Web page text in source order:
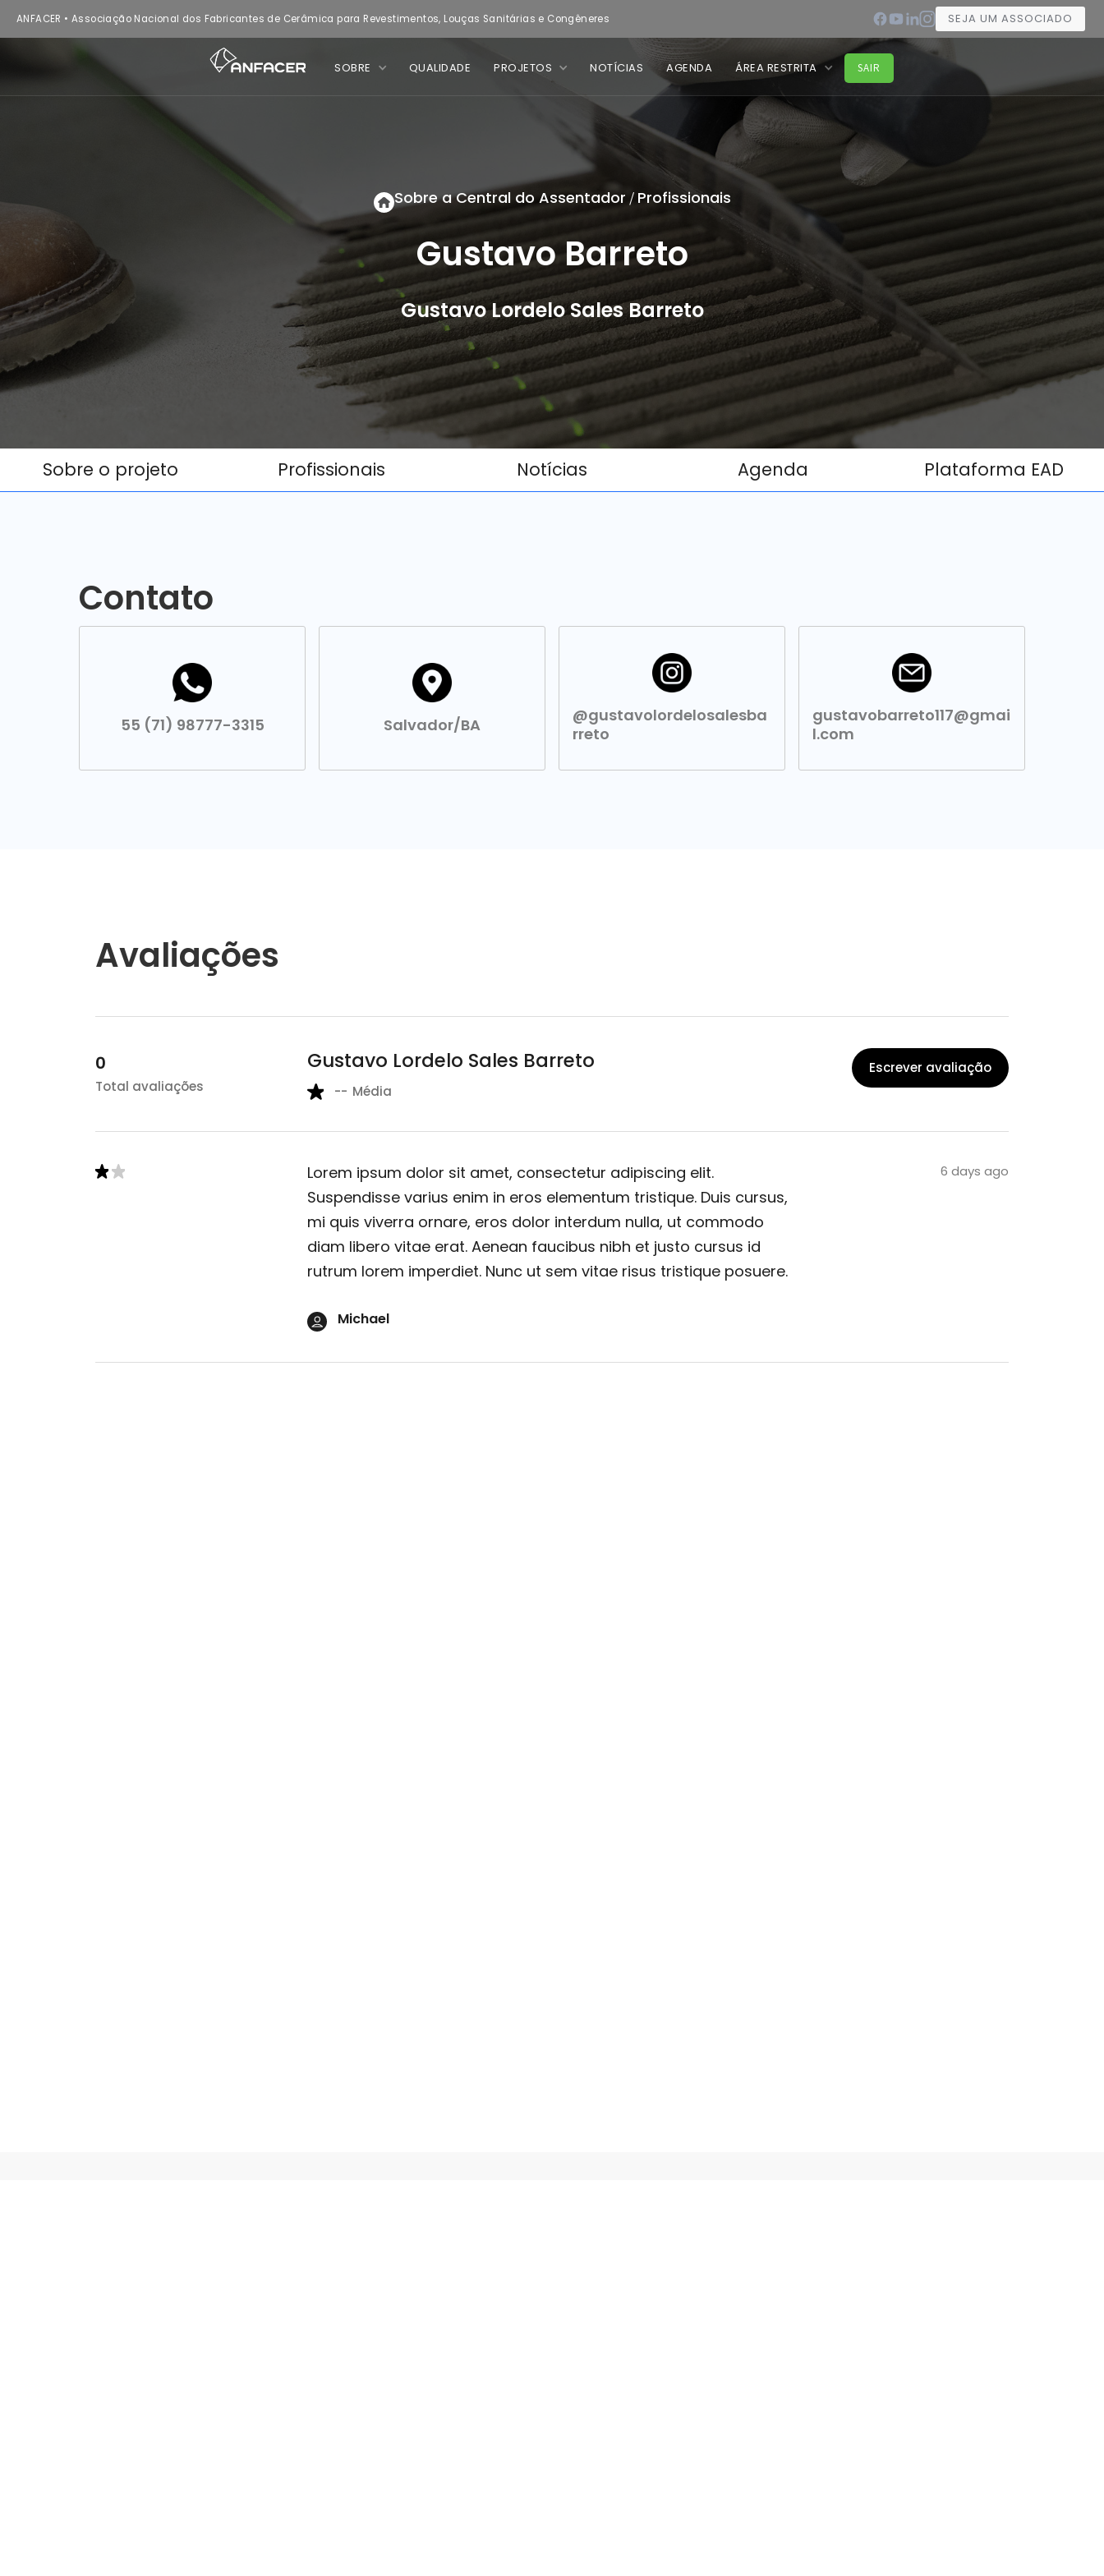
ANFACER • Associação Nacional dos Fabricantes de Cerâmica para Revestimentos, Louças Sanitárias e Congêneres SEJA UM ASSOCIADO
SOBRE QUALIDADE PROJETOS NOTÍCIAS AGENDA ÁREA RESTRITA SAIR
Sobre a Central do Assentador / Profissionais
Gustavo Barreto
Gustavo Lordelo Sales Barreto
Sobre o projeto Profissionais Notícias Agenda Plataforma EAD
Contato
55 (71) 98777-3315 Salvador/BA
@gustavolordelosalesba
rreto
gustavobarreto117@gmai
l.com
Avaliações
0
Total avaliações
Gustavo Lordelo Sales Barreto
-- Média
Escrever avaliação
Lorem ipsum dolor sit amet, consectetur adipiscing elit.
Suspendisse varius enim in eros elementum tristique. Duis cursus,
mi quis viverra ornare, eros dolor interdum nulla, ut commodo
diam libero vitae erat. Aenean faucibus nibh et justo cursus id
rutrum lorem imperdiet. Nunc ut sem vitae risus tristique posuere.
Michael
6 days ago